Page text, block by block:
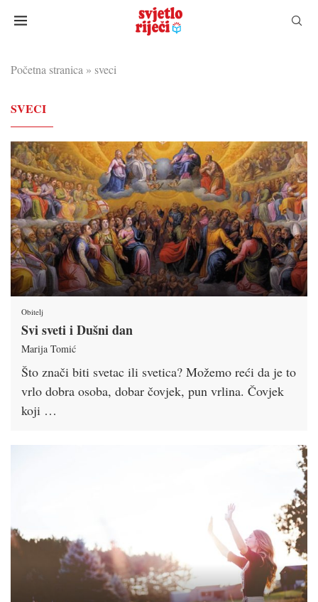
Početna stranica » sveci
SVECI
Obitelj
Svi sveti i Dušni dan
Marija Tomić
Što znači biti svetac ili svetica? Možemo reći da je to
vrlo dobra osoba, dobar čovjek, pun vrlina. Čovjek
koji …